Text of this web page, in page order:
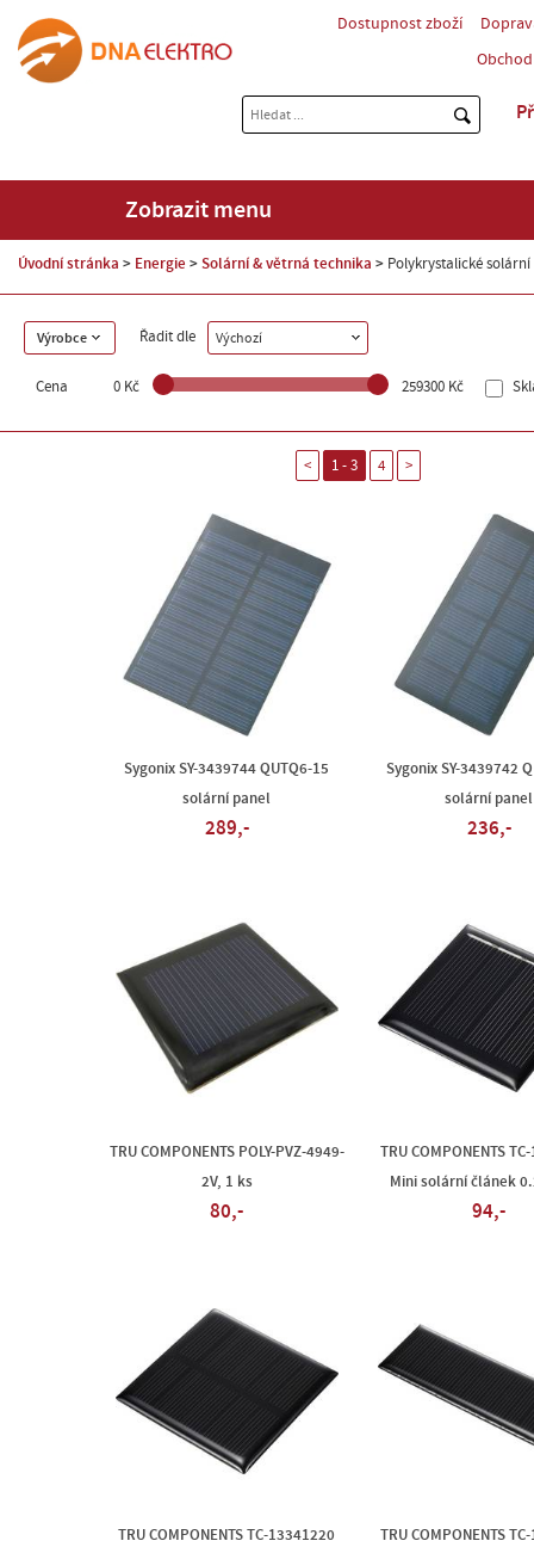
Dostupnost zboží
Zobrazit menu
Úvodní stránka Energie Solární & větrná technika Polykrystalické
Výrobce Řadit dle Výchozí
Cena 0 Kč 259300 Kč
< 1 - 3 4 >
Sygonix SY-3439744 QUTQ6-15
solární panel
289,-
Sygonix SY-3439742
solární panel
236,-
TRU COMPONENTS POLY-PVZ-4949-
2V, 1 ks
80,-
TRU COMPONENTS
Mini solární článek
94,-
TRU COMPONENTS TC-13341220
TRU COMPONENTS